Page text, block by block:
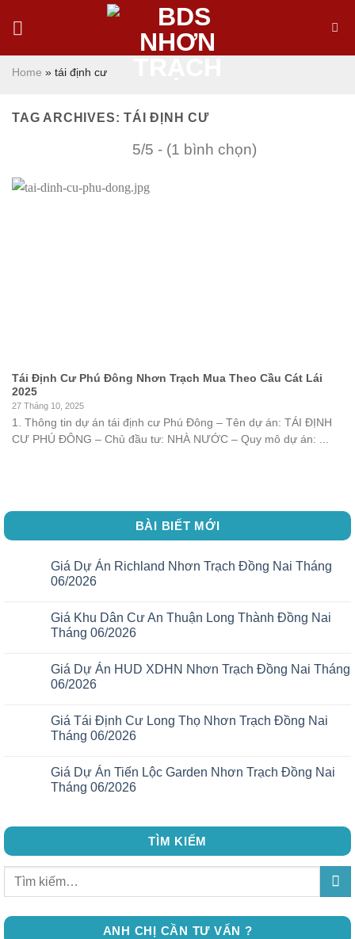
Home » tái định cư
TAG ARCHIVES:TÁI ĐỊNH CƯ
5/5 - (1 bình chọn)
Tái Định Cư Phú Đông Nhơn Trạch Mua Theo Cầu Cát Lái
2025
27 Tháng 10, 2025
1. Thông tin dự án tái định cư Phú Đông – Tên dự án: TÁI ĐỊNH
CƯ PHÚ ĐÔNG – Chủ đầu tư: NHÀ NƯỚC – Quy mô dự án: ...
BÀI BIẾT MỚI
Giá Dự Án Richland Nhơn Trạch Đồng Nai Tháng
06/2026
Giá Khu Dân Cư An Thuận Long Thành Đồng Nai
Tháng 06/2026
Giá Dự Án HUD XDHN Nhơn Trạch Đồng Nai Tháng
06/2026
Giá Tái Định Cư Long Thọ Nhơn Trạch Đồng Nai
Tháng 06/2026
Giá Dự Án Tiến Lộc Garden Nhơn Trạch Đồng Nai
Tháng 06/2026
TÌM KIẾM
ANH CHỊ CẦN TƯ VẤN ?